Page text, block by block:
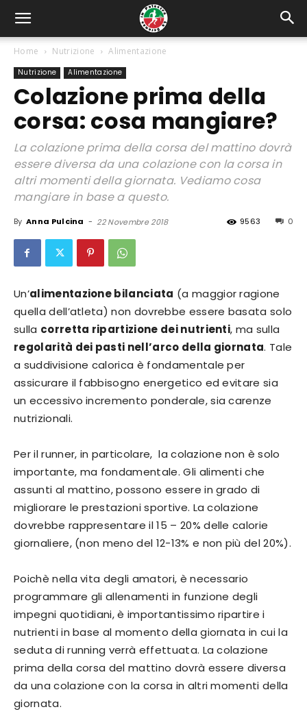
Home Nutrizione Alimentazione
Nutrizione Alimentazione
Colazione prima della
corsa: cosa mangiare?
La colazione prima della corsa del mattino dovrà
essere diversa da una colazione con la corsa in
altri momenti della giornata. Vediamo cosa
mangiare in base a questo.
By Anna Pulcina - 22 Novembre 2018 0
9563
Un’alimentazione bilanciata (a maggior ragione
quella dell’atleta) non dovrebbe essere basata solo
sulla corretta ripartizione dei nutrienti, ma sulla
regolarità dei pasti nell’arco della giornata. Tale
a suddivisione calorica è fondamentale per
assicurare il fabbisogno energetico ed evitare sia
un eccessivo incremento ponderale, sia carenze
nutrizionali.
Per il runner, in particolare, la colazione non è solo
importante, ma fondamentale. Gli alimenti che
assunti al mattino, possono essere in grado di
migliorare le prestazioni sportive. La colazione
dovrebbe rappresentare il 15 – 20% delle calorie
giornaliere, (non meno del 12-13% e non più del 20%).
Poichè nella vita degli amatori, è necessario
programmare gli allenamenti in funzione degli
impegni quotidiani, è importantissimo ripartire i
nutrienti in base al momento della giornata in cui la
seduta di running verrà effettuata. La colazione
prima della corsa del mattino dovrà essere diversa
da una colazione con la corsa in altri momenti della
giornata.